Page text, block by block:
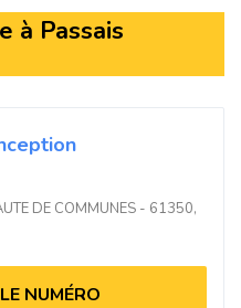
à Passais
DE COMMUNES - 61350,
NUMÉRO